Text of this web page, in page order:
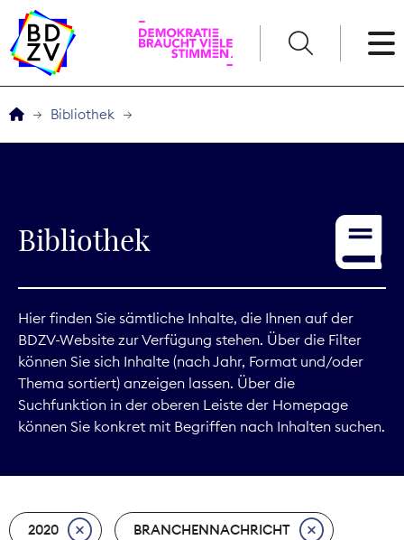
Service
Digitales
Kommunikation
Marktdaten
Nachhaltigkeit
Bibliothek
Bibliothek
Hier finden Sie sämtliche Inhalte, die Ihnen auf der
BDZV-Website zur Verfügung stehen. Über die Filter
können Sie sich Inhalte (nach Jahr, Format und/oder
Thema sortiert) anzeigen lassen. Über die
Suchfunktion in der oberen Leiste der Homepage
können Sie konkret mit Begriffen nach Inhalten suchen.
2020 BRANCHENNACHRICHT